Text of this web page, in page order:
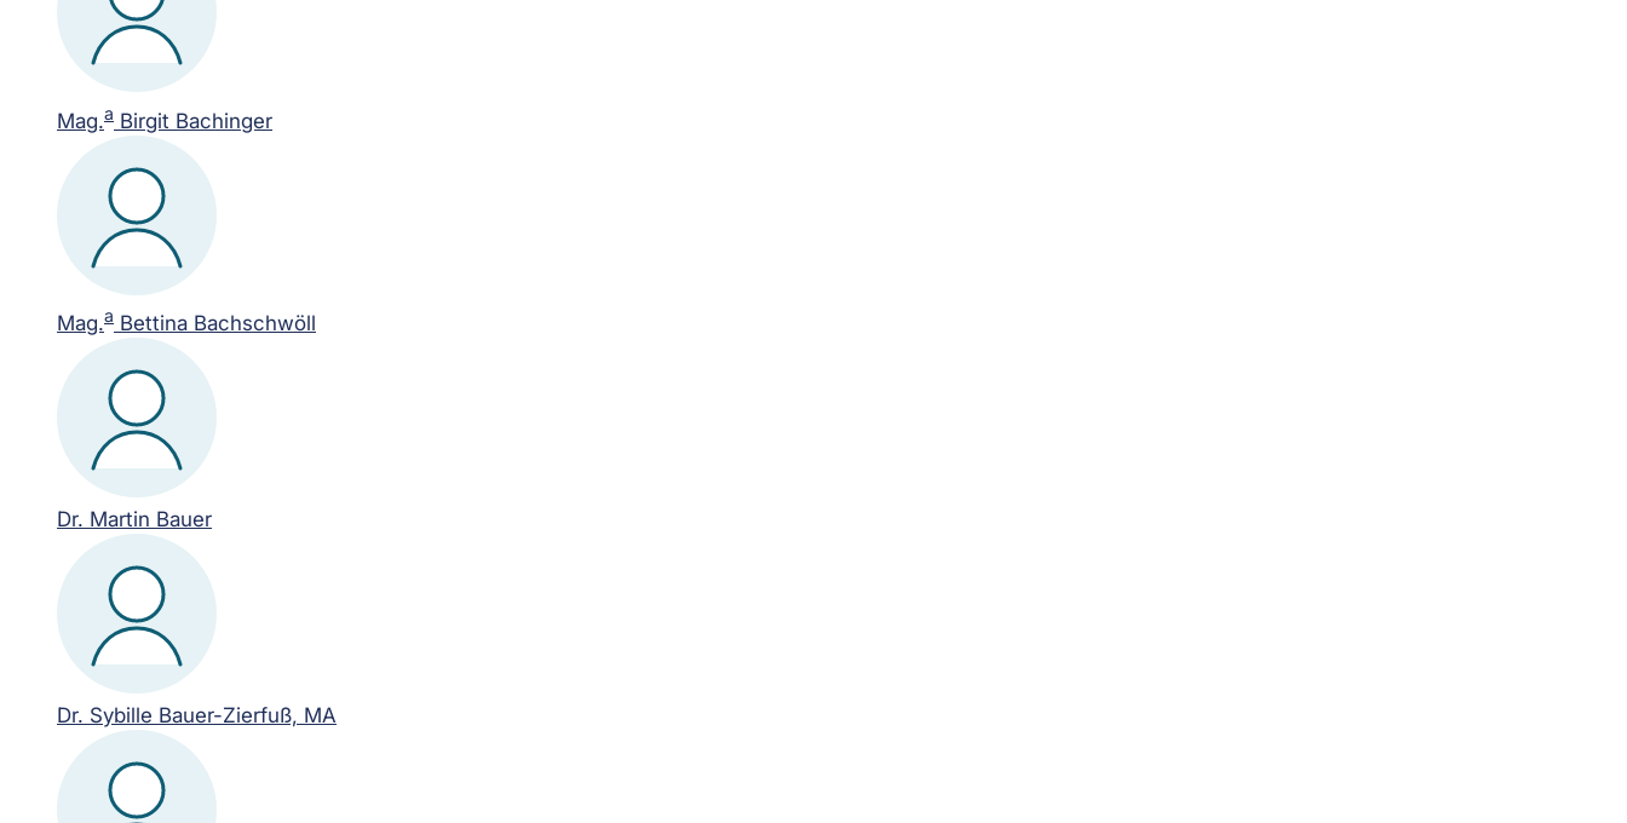
Mag.a Birgit Bachinger
Mag.a Bettina Bachschwöll
Dr. Martin Bauer
Dr. Sybille Bauer-Zierfuß, MA